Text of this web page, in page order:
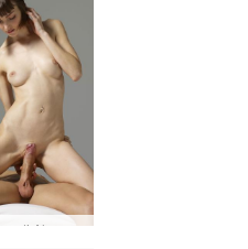
Il pene di Alex e Flora in posa #23